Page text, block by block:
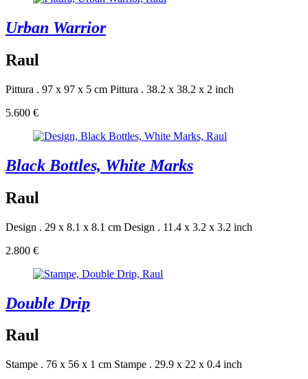
Urban Warrior
Raul
Pittura . 97 x 97 x 5 cm Pittura . 38.2 x 38.2 x 2 inch
5.600 €
Black Bottles, White Marks
Raul
Design . 29 x 8.1 x 8.1 cm Design . 11.4 x 3.2 x 3.2 inch
2.800 €
Double Drip
Raul
Stampe . 76 x 56 x 1 cm Stampe . 29.9 x 22 x 0.4 inch